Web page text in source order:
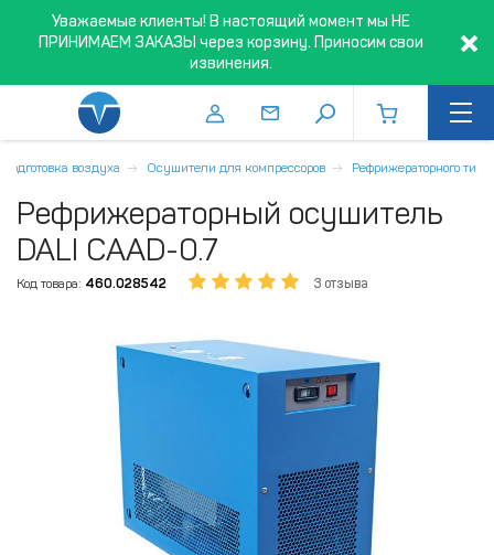
Уважаемые клиенты! В настоящий момент мы НЕ
ПРИНИМАЕМ ЗАКАЗЫ через корзину. Приносим свои
извинения.
Подготовка воздуха Осушители для компрессоров Рефрижераторного типа
Рефрижераторный осушитель
DALI CAAD-0.7
Код товара: 460.028542 3 отзыва